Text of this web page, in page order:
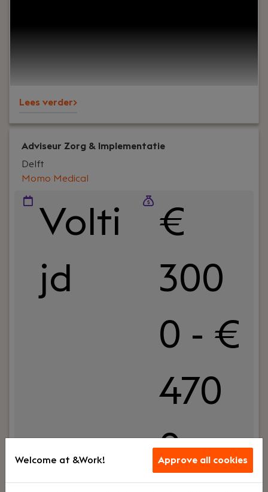
Lees verder>
Adviseur Zorg & Implementatie
Momo Medical
Delft
Volti
jd
€
300
0 - €
470
0
Welcome at &Work! Approve all cookies